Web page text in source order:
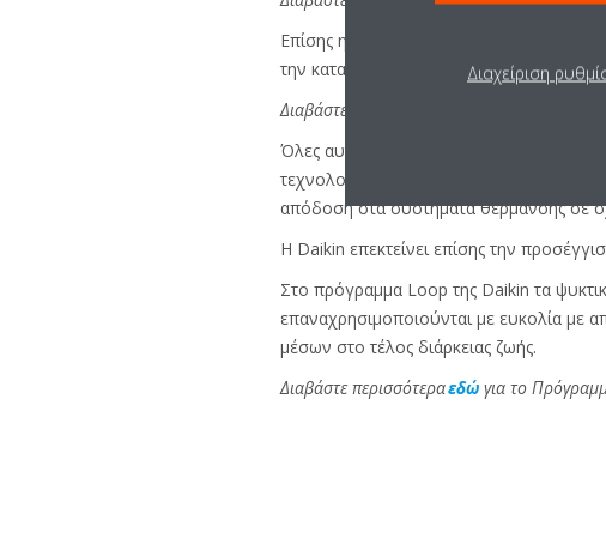
Επίσης η
την κατανάλωση βελτιστοποιώντας τη
Διαβάστε περισσότερα
σχετικά με
Όλες αυτές οι λύσεις στοχεύουν στη
τεχνολογιών που είναι 32% πιο
απόδοση στα συστήματα θέρμανσης σε
Η Daikin επεκτείνει επίσης την
Στο πρόγραμμα Loop της Daikin τα
επαναχρησιμοποιούνται με ευκολία με
μέσων στο τέλος διάρκειας ζωής.
Διαβάστε περισσότεραεδώγια το
Διαχείριση